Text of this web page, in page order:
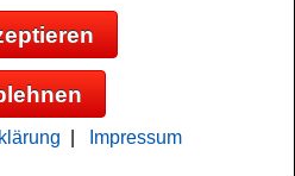
▼
- Ötztal Urlaub
Impressum